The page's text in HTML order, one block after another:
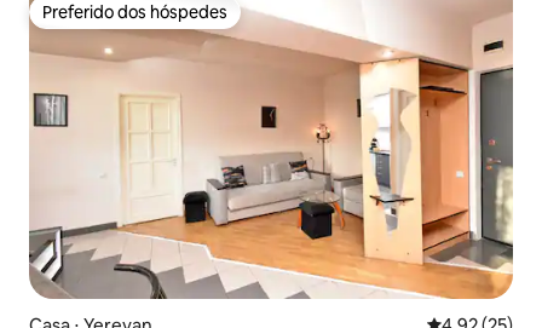
Preferido dos hóspedes
Preferido dos hóspedes